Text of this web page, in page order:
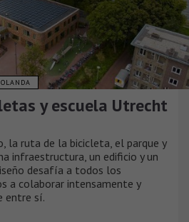
y escuela Utrecht
la ruta de la bicicleta, el parque y
infraestructura, un edificio y un
desafía a todos los
a colaborar intensamente y
entre sí.